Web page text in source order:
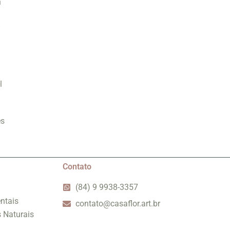
Naturais
Contato
(84) 9 9938-3357
contato@casaflor.art.br